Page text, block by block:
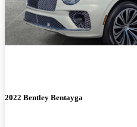
2022 Bentley Bentayga